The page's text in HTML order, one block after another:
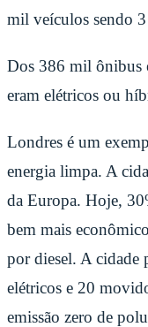
mil veículos sendo 3
Dos 386 mil ônibus
eram elétricos ou
Londres é um
energia limpa. A
da Europa. Hoje,
bem mais
por diesel. A cidade
elétricos e 20
emissão zero de